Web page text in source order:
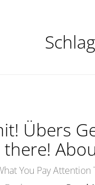
Übers
You Pay